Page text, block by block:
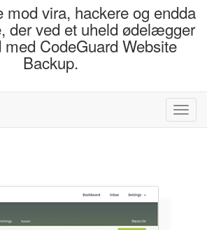
mod vira, hackere og endda
der ved et uheld ødelægger
CodeGuard Website
Backup.
Skift